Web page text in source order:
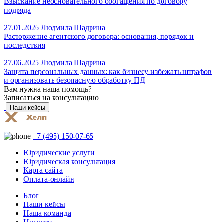
подряда
27.01.2026 Людмила Шадрина
Расторжение агентского договора: основания, порядок и
последствия
27.06.2025 Людмила Шадрина
Защита персональных данных: как бизнесу избежать штрафов
и организовать безопасную обработку ПД
Вам нужна наша помощь?
Записаться на консультацию
Наши кейсы
+7 (495) 150-07-65
Юридические услуги
Юридическая консультация
Карта сайта
Оплата-онлайн
Блог
Наши кейсы
Наша команда